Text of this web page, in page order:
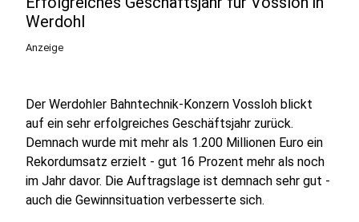
Werdohl
Anzeige
Der Werdohler Bahntechnik-Konzern Vossloh blickt
auf ein sehr erfolgreiches Geschäftsjahr zurück.
Demnach wurde mit mehr als 1.200 Millionen Euro ein
Rekordumsatz erzielt - gut 16 Prozent mehr als noch
im Jahr davor. Die Auftragslage ist demnach sehr gut -
auch die Gewinnsituation verbesserte sich.